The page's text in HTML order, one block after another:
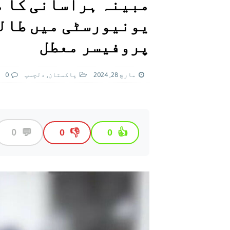
[ اگست 5, 2026 ] فیصل قریشی کا
پاکستان
یونیورسٹی میں
پروفیسر معطل
مارچ 28, 2024 پاکستان, دلچسپ 0
👍
0
👎
0
💬
0